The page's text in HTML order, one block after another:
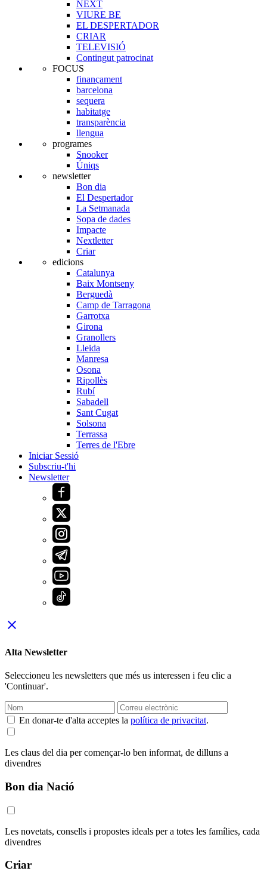
NEXT
VIURE BE
EL DESPERTADOR
CRIAR
TELEVISIÓ
Contingut patrocinat
FOCUS
finançament
barcelona
sequera
habitatge
transparència
llengua
programes
Snooker
Úniqs
newsletter
Bon dia
El Despertador
La Setmanada
Sopa de dades
Impacte
Nextletter
Criar
edicions
Catalunya
Baix Montseny
Berguedà
Camp de Tarragona
Garrotxa
Girona
Granollers
Lleida
Manresa
Osona
Ripollès
Rubí
Sabadell
Sant Cugat
Solsona
Terrassa
Terres de l'Ebre
Iniciar Sessió
Subscriu-t'hi
Newsletter
close
Alta Newsletter
Seleccioneu les newsletters que més us interessen i feu clic a
'Continuar'.
En donar-te d'alta acceptes la política de privacitat.
Les claus del dia per començar-lo ben informat, de dilluns a
divendres
Bon dia Nació
Les novetats, consells i propostes ideals per a totes les famílies, cada
divendres
Criar